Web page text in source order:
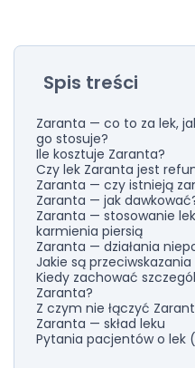
Spis treści
Zaranta — co to za lek,
go stosuje?
Ile kosztuje Zaranta?
Czy lek Zaranta jest
Zaranta — czy istnieją
Zaranta — jak
Zaranta — stosowanie
karmienia piersią
Zaranta — działania
Jakie są
Kiedy zachować
Zaranta?
Z czym nie łączyć
Zaranta — skład leku
Pytania pacjentów o lek